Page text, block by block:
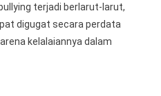
terjadi berlarut-larut,
digugat secara perdata
kelalaiannya dalam